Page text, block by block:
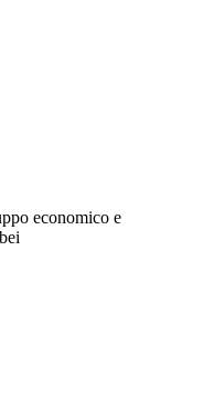
economico e